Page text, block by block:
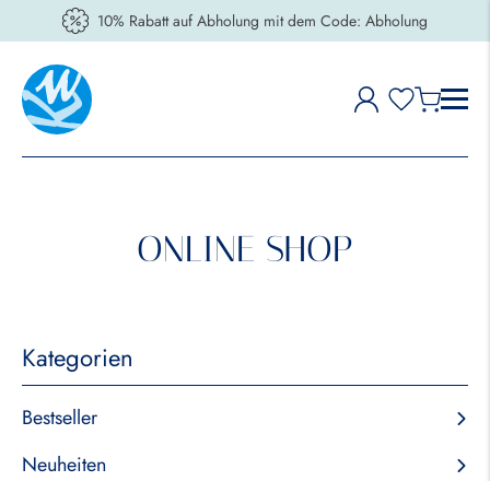
10% Rabatt auf Abholung mit dem Code: Abholung
ONLINE SHOP
Kategorien
Bestseller
Neuheiten